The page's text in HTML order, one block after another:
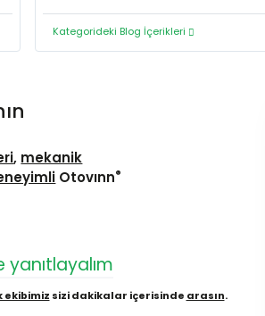
Kategorideki Blog İçerikleri
, mekanik
Otovınn®
yanıtlayalım
ekibimiz sizi dakikalar içerisinde arasın.